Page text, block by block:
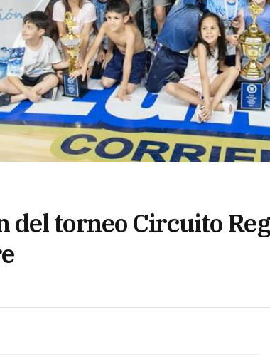
del torneo Circuito